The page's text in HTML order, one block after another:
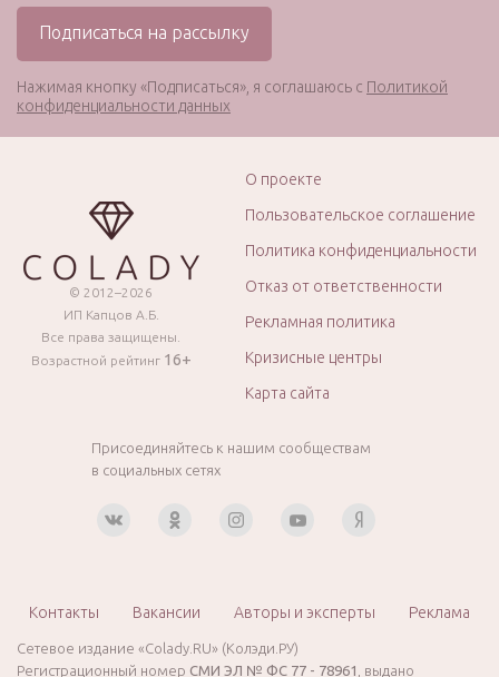
Нажимая кнопку «Подписаться», я соглашаюсь с Политикой
конфиденциальности данных
© 2012–2026
ИП Капцов А.Б.
Все права защищены.
Возрастной рейтинг 16+
О проекте
Пользовательское соглашение
Политика конфиденциальности
Отказ от ответственности
Рекламная политика
Кризисные центры
Карта сайта
Присоединяйтесь к нашим сообществам
в социальных сетях
Контакты Вакансии Авторы и эксперты Реклама
Сетевое издание «Colady.RU» (Колэди.РУ)
Регистрационный номер СМИ ЭЛ № ФС 77 - 78961 , выдано